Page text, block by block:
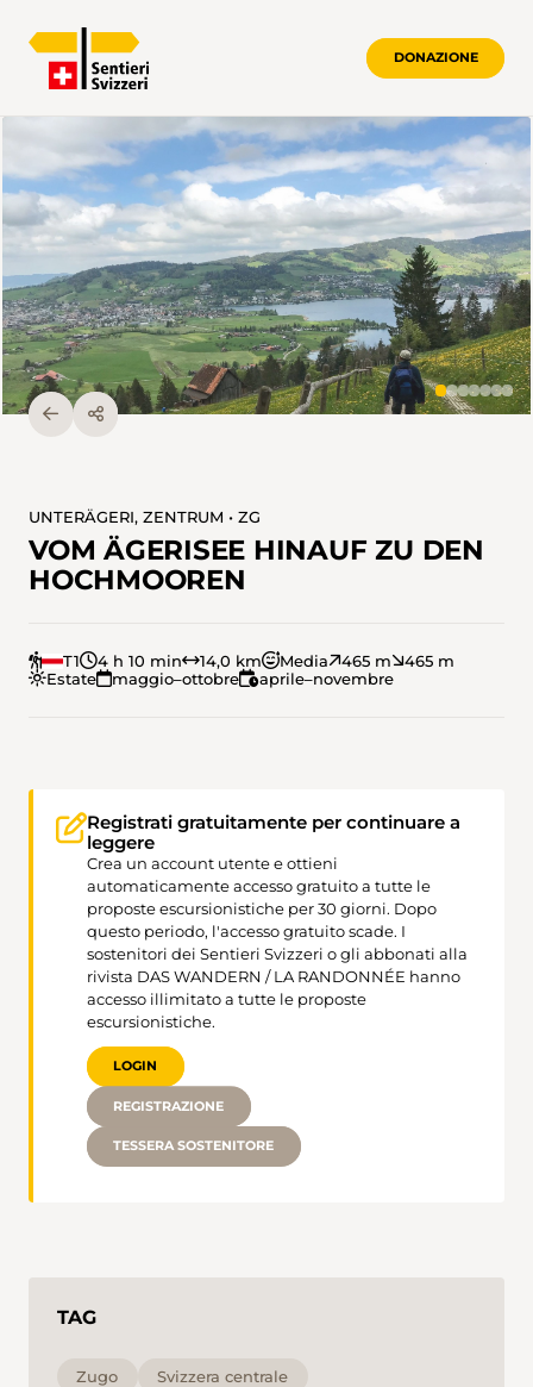
DONAZIONE
UNTERÄGERI, ZENTRUM • ZG
VOM ÄGERISEE HINAUF ZU DEN
HOCHMOOREN
T1 4 h 10 min 14,0 km Media 465 m
465 m
Estate
maggio–ottobre aprile–novembre
Registrati gratuitamente per continuare a
leggere
Crea un account utente e ottieni
automaticamente accesso gratuito a tutte le
proposte escursionistiche per 30 giorni. Dopo
questo periodo, l'accesso gratuito scade. I
sostenitori dei Sentieri Svizzeri o gli abbonati alla
rivista DAS WANDERN / LA RANDONNÉE hanno
accesso illimitato a tutte le proposte
escursionistiche.
LOGIN
REGISTRAZIONE
TESSERA SOSTENITORE
TAG
Zugo
Svizzera centrale